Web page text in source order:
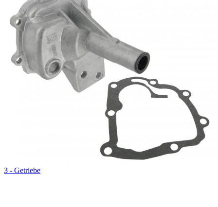
3 - Getriebe